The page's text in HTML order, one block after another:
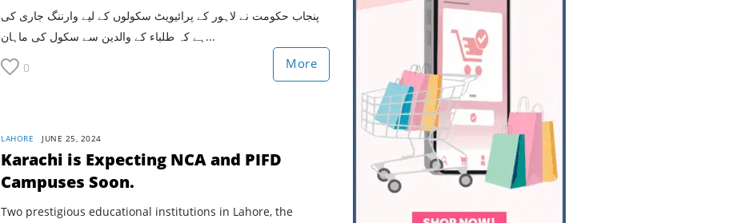
پنجاب حکومت نے لاہور کے پرائیویٹ سکولوں کے لیے وارننگ جاری کی
ہے کہ طلباء کے والدین سے سکول کی ماہان...
0 More
LAHORE JUNE 25, 2024
Karachi is Expecting NCA and PIFD
Campuses Soon.
Two prestigious educational institutions in Lahore, the